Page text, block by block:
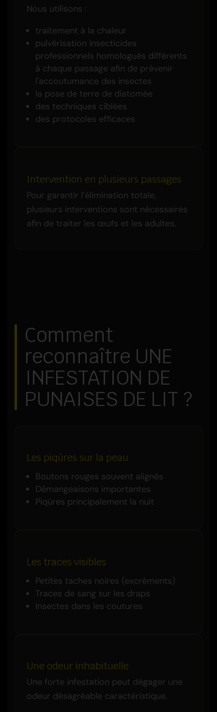
Nous utilisons :
traitement à la chaleur
pulvérisation insecticides
professionnels homologués différents
à chaque passage afin de prévenir
l'accoutumance des insectes
la pose de terre de diatomée
des techniques ciblées
des protocoles efficaces
Intervention en plusieurs passages
Pour garantir l’élimination totale,
plusieurs interventions sont nécessaires
afin de traiter les œufs et les adultes.
Comment
reconnaître UNE
INFESTATION DE
PUNAISES DE LIT ?
Les piqûres sur la peau
Boutons rouges souvent alignés
Démangeaisons importantes
Piqûres principalement la nuit
Les traces visibles
Petites taches noires (excréments)
Traces de sang sur les draps
Insectes dans les coutures
Une odeur inhabituelle
Une forte infestation peut dégager une
odeur désagréable caractéristique.